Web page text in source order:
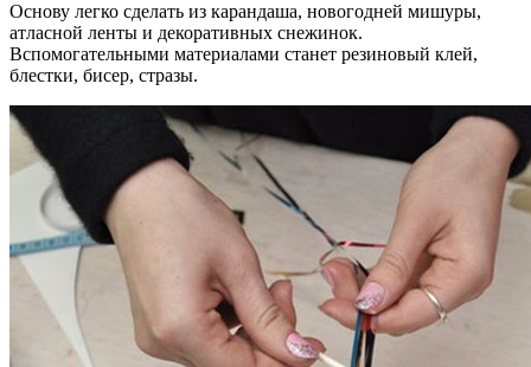
Основу легко сделать из карандаша, новогодней мишуры,
атласной ленты и декоративных снежинок.
Вспомогательными материалами станет резиновый клей,
блестки, бисер, стразы.